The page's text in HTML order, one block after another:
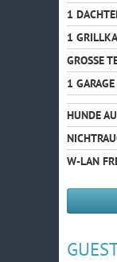
1
1
GROSSE
1
HUNDE
W-LAN